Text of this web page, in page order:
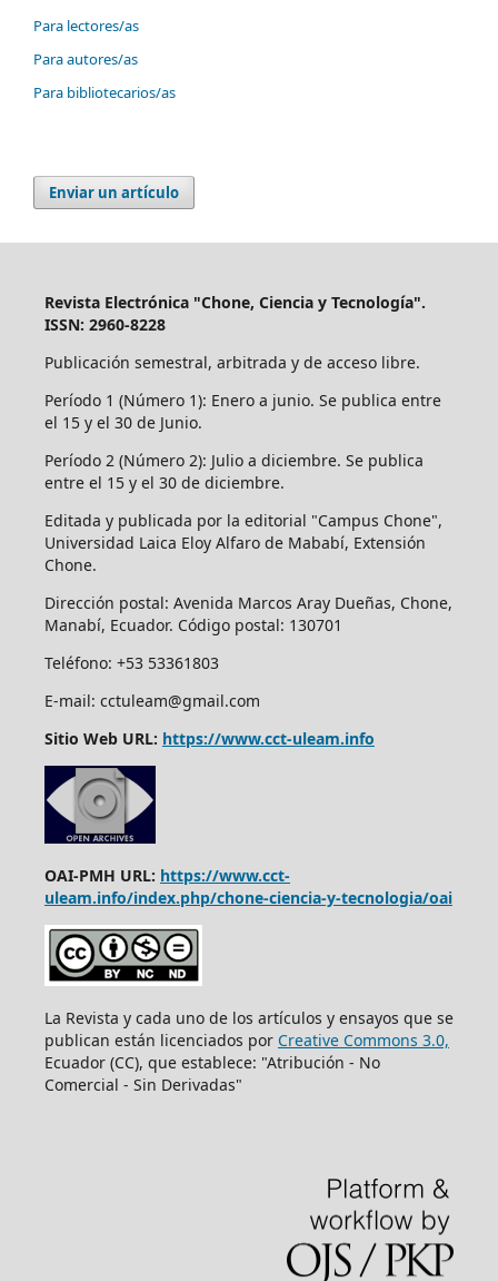
Para lectores/as
Para autores/as
Para bibliotecarios/as
Enviar un artículo
Revista Electrónica "Chone, Ciencia y Tecnología".
ISSN: 2960-8228
Publicación semestral, arbitrada y de acceso libre.
Período 1 (Número 1): Enero a junio. Se publica entre
el 15 y el 30 de Junio.
Período 2 (Número 2): Julio a diciembre. Se publica
entre el 15 y el 30 de diciembre.
Editada y publicada por la editorial "Campus Chone",
Universidad Laica Eloy Alfaro de Mababí, Extensión
Chone.
Dirección postal: Avenida Marcos Aray Dueñas, Chone,
Manabí, Ecuador. Código postal: 130701
Teléfono: +53 53361803
E-mail: cctuleam@gmail.com
Sitio Web URL: https://www.cct-uleam.info
OAI-PMH URL: https://www.cct-
uleam.info/index.php/chone-ciencia-y-tecnologia/oai
La Revista y cada uno de los artículos y ensayos que se
publican están licenciados por Creative Commons 3.0,
Ecuador (CC), que establece: "Atribución - No
Comercial - Sin Derivadas"